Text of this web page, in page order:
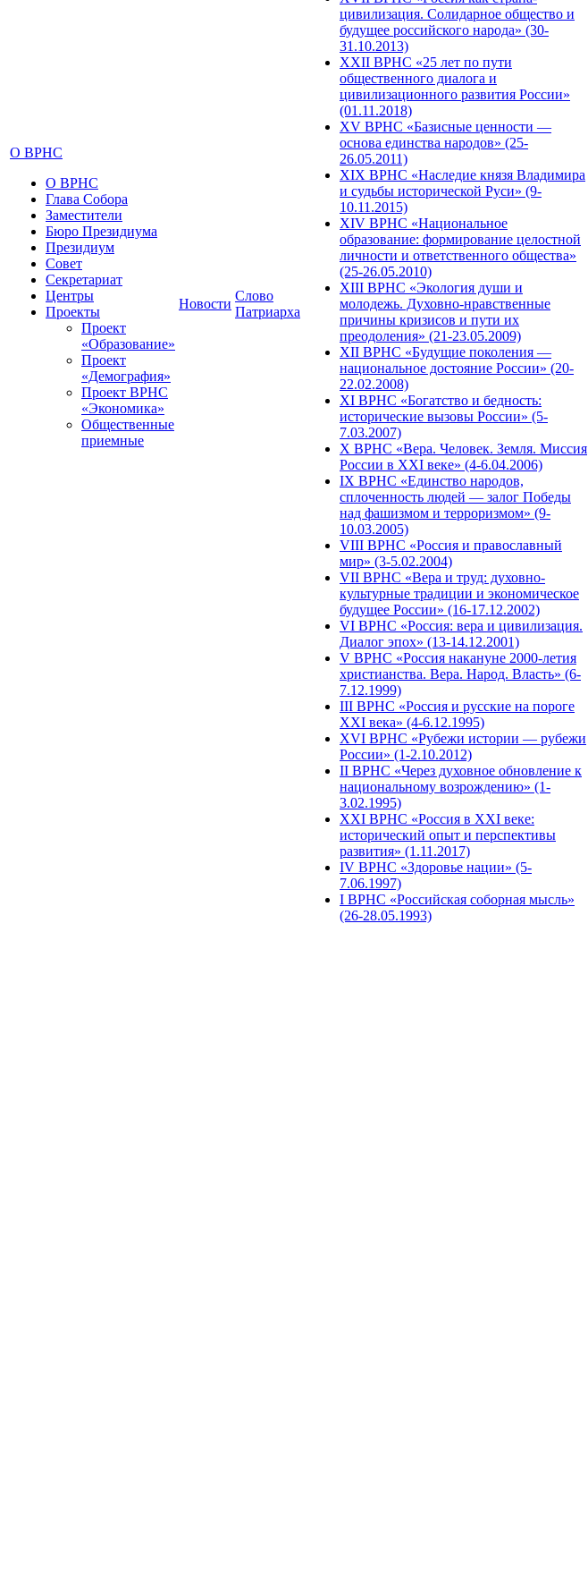
О ВРНС
О ВРНС
Глава Собора
Заместители
Бюро Президиума
Президиум
Совет
Секретариат
Центры
Проекты
Проект
«Образование»
Проект
«Демография»
Проект ВРНС
«Экономика»
Общественные
приемные
Новости
Слово
Патриарха
цивилизация. Солидарное общество и
будущее российского народа» (30-
31.10.2013)
XXII ВРНС «25 лет по пути
общественного диалога и
цивилизационного развития России»
(01.11.2018)
XV ВРНС «Базисные ценности —
основа единства народов» (25-
26.05.2011)
XIX ВРНС «Наследие князя Владимира
и судьбы исторической Руси» (9-
10.11.2015)
XIV ВРНС «Национальное
образование: формирование целостной
личности и ответственного общества»
(25-26.05.2010)
XIII ВРНС «Экология души и
молодежь. Духовно-нравственные
причины кризисов и пути их
преодоления» (21-23.05.2009)
XII ВРНС «Будущие поколения —
национальное достояние России» (20-
22.02.2008)
XI ВРНС «Богатство и бедность:
исторические вызовы России» (5-
7.03.2007)
X ВРНС «Вера. Человек. Земля. Миссия
России в XXI веке» (4-6.04.2006)
IX ВРНС «Единство народов,
сплоченность людей — залог Победы
над фашизмом и терроризмом» (9-
10.03.2005)
VIII ВРНС «Россия и православный
мир» (3-5.02.2004)
VII ВРНС «Вера и труд: духовно-
культурные традиции и экономическое
будущее России» (16-17.12.2002)
VI ВРНС «Россия: вера и цивилизация.
Диалог эпох» (13-14.12.2001)
V ВРНС «Россия накануне 2000-летия
христианства. Вера. Народ. Власть» (6-
7.12.1999)
III ВРНС «Россия и русские на пороге
XXI века» (4-6.12.1995)
XVI ВРНС «Рубежи истории — рубежи
России» (1-2.10.2012)
II ВРНС «Через духовное обновление к
национальному возрождению» (1-
3.02.1995)
XХI ВРНС «Россия в XXI веке:
исторический опыт и перспективы
развития» (1.11.2017)
IV ВРНС «Здоровье нации» (5-
7.06.1997)
I ВРНС «Российская соборная мысль»
(26-28.05.1993)